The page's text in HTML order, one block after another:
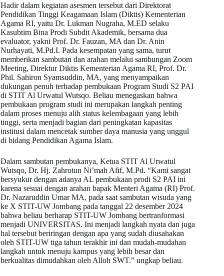
Hadir dalam kegiatan asesmen tersebut dari Direktorat
Pendidikan Tinggi Keagamaan Islam (Diktis) Kementerian
Agama RI, yaitu Dr. Lukman Nugraha, M.ED selaku
Kasubtim Bina Prodi Subdit Akademik, bersama dua
evaluator, yakni Prof. Dr. Fauzan, MA dan Dr. Anin
Nurhayati, M.Pd.I. Pada kesempatan yang sama, turut
memberikan sambutan dan arahan melalui sambungan Zoom
Meeting, Direktur Diktis Kementerian Agama RI, Prof. Dr.
Phil. Sahiron Syamsuddin, MA, yang menyampaikan
dukungan penuh terhadap pembukaan Program Studi S2 PAI
di STIT Al Urwatul Wutsqo. Beliau menegaskan bahwa
pembukaan program studi ini merupakan langkah penting
dalam proses menuju alih status kelembagaan yang lebih
tinggi, serta menjadi bagian dari peningkatan kapasitas
institusi dalam mencetak sumber daya manusia yang unggul
di bidang Pendidikan Agama Islam.
Dalam sambutan pembukanya, Ketua STIT Al Urwatul
Wutsqo, Dr. Hj. Zahrotun Ni’mah Afif, M.Pd. “Kami sangat
bersyukur dengan adanya AL pembukaan prodi S2 PAI ini
karena sesuai dengan arahan bapak Menteri Agama (RI) Prof.
Dr. Nazaruddin Umar MA, pada saat sambutan wisuda yang
ke X STIT-UW Jombang pada tanggal 22 desember 2024
bahwa beliau berharap STIT-UW Jombang bertranformasi
menjadi UNIVERSITAS. Ini menjadi langkah nyata dan juga
hal tersebut beriringan dengan apa yang sudah diusahakan
oleh STIT-UW tiga tahun terakhir ini dan mudah-mudahan
langkah untuk menuju kampus yang lebih besar dan
berkualitas dimudahkan oleh Alloh SWT.” ungkap beliau.